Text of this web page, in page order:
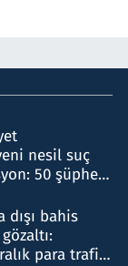
nesil suç
50 şüpheli
dışı bahis
para trafiği